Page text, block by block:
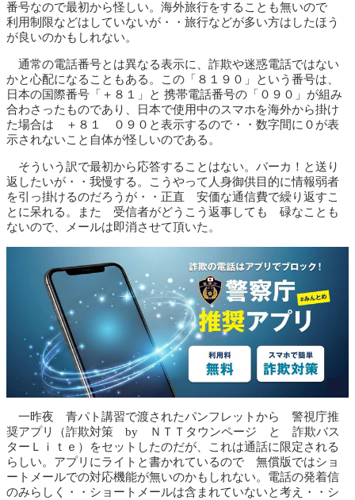
番号なので最初から怪しい。海外旅行をすることも無いので
利用制限などはしていないが・・旅行などが多い方はしたほう
が良いのかもしれない。
通常の電話番号とは異なる表示に、詐欺や迷惑電話ではない
かと心配になることもある。この「８１９０」という番号は、
日本の国際番号「＋８１」と 携帯電話番号の「０９０」が組み
合わさったものであり、日本で使用中のスマホを海外から掛け
た場合は ＋８１ ０９０と表示するので・・数字間に０が表
示されないこと自体が怪しいのである。
そういう訳で最初から応答することはない。バーカ！と送り
返したいが・・我慢する。こうやって人身御供目的に情報弱者
を引っ掛けるのだろうが・・正直 安価な通信費で繰り返すこ
とに呆れる。また 受信者がどうこう返事しても 碌なことも
ないので、メールは即消させて頂いた。
一昨夜 青パト講習で渡されたパンフレットから 警視庁推
奨アプリ（詐欺対策 by ＮＴＴタウンページ と 詐欺バス
ターＬｉｔｅ）をセットしたのだが、これは通話に限定される
らしい。アプリにライトと書かれているので 無償版ではショ
ートメールでの対応機能が無いのかもしれない。電話の発着信
のみらしく・・ショートメールは含まれていないと考え・・シ